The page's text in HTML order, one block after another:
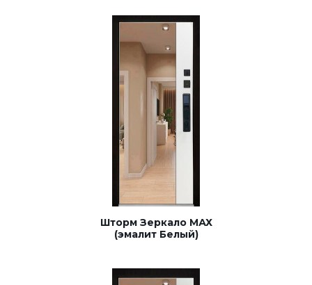
Шторм Зеркало МАХ
(эмалит Белый)